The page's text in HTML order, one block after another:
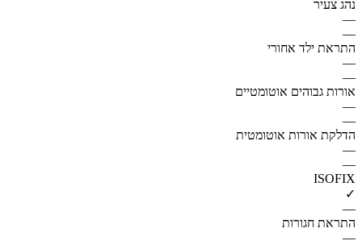
נהג צעיר
—
—
התראת ילד אחורי
—
—
אורות גבוהים אוטומטיים
—
—
הדלקת אורות אוטומטית
—
—
ISOFIX
✓
—
התראת חגורות
—